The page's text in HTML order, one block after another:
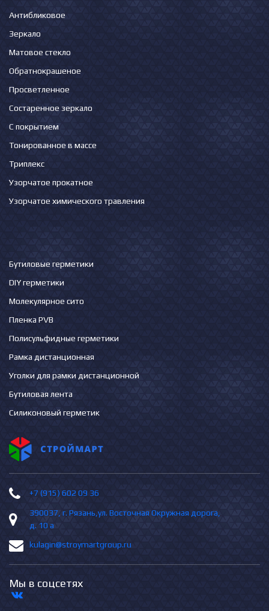
Антибликовое
Зеркало
Матовое стекло
Обратнокрашеное
Просветленное
Состаренное зеркало
С покрытием
Тонированное в массе
Триплекс
Узорчатое прокатное
Узорчатое химического травления
Бутиловые герметики
DIY герметики
Молекулярное сито
Пленка PVB
Полисульфидные герметики
Рамка дистанционная
Уголки для рамки дистанционной
Бутиловая лента
Силиконовый герметик
+7 (915) 602 09 36
390037, г. Рязань,ул. Восточная Окружная дорога,
д. 10 а
kulagin@stroymartgroup.ru
Мы в соцсетях